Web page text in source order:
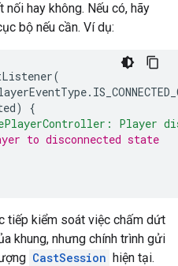
nối hay không. Nếu có, hãy
bộ nếu cần. Ví dụ:
(
.
)
{
Player
to disconnected state
tiếp kiểm soát việc chấm dứt
khung, nhưng chính trình gửi
CastSession hiện tại.